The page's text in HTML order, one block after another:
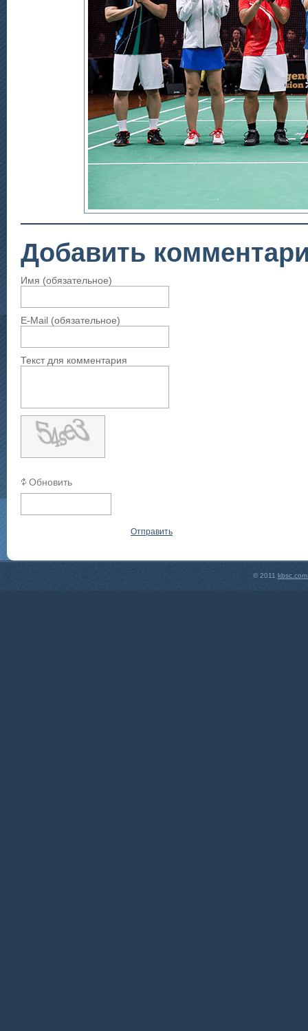
Добавить
Имя (обязательное)
E-Mail (обязательное)
Текст для комментария
Обновить
Отправить
© 2011